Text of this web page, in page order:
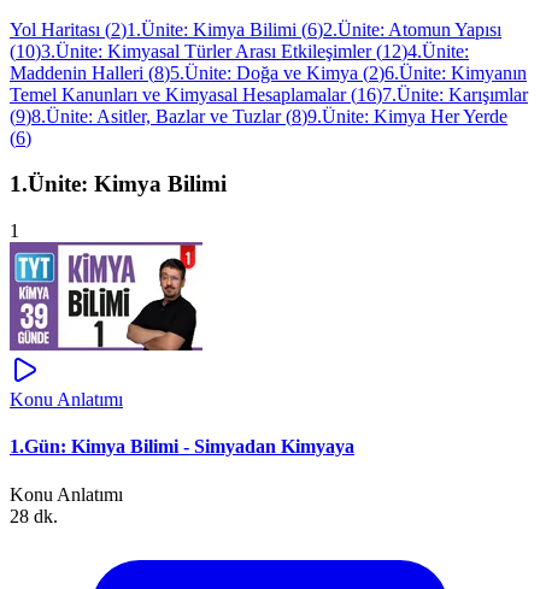
Yol Haritası (2)1.Ünite: Kimya Bilimi (6)2.Ünite: Atomun Yapısı
(10)3.Ünite: Kimyasal Türler Arası Etkileşimler(12)4.Ünite:
Maddenin Halleri (8)5.Ünite: Doğa ve Kimya (2)6.Ünite: Kimyanın
Temel Kanunları ve Kimyasal Hesaplamalar(16)7.Ünite: Karışımlar
(9)8.Ünite: Asitler, Bazlar ve Tuzlar(8)9.Ünite: Kimya Her Yerde
(6)
1.Ünite: Kimya Bilimi
1
Konu Anlatımı
1.Gün: Kimya Bilimi - Simyadan Kimyaya
Konu Anlatımı
28 dk.